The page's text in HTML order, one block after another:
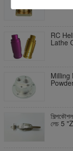
RC
Lathe
Milling
লেচ 5